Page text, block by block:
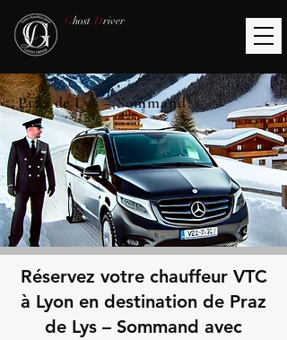
Ghost Driver
Praz de Lys – Sommand
Réservez votre chauffeur VTC
à Lyon en destination de Praz
de Lys – Sommand avec